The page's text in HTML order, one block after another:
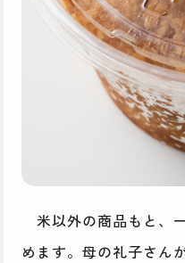
米以外の商品もと、
めます。母の礼子さん